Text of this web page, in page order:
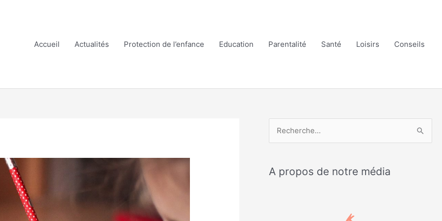
Accueil
Actualités Protection de l’enfance Education Parentalité Santé Loisirs Conseils
hA propos de notre média